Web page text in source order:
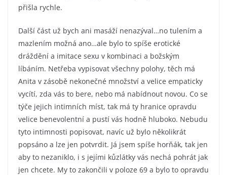
přišla rychle.
Další část už bych ani masáží nenazýval…no tulením a
mazlením možná ano…ale bylo to spíše erotické
dráždění a imitace sexu v kombinaci a božským
líbáním. Netřeba vypisovat všechny polohy, těch má
Anita v zásobě nekonečné množství a velice empaticky
vycítí, zda vás to bere, nebo má nabídnout novou. Co se
týče jejich intimních míst, tak má ty hranice opravdu
velice benevolentní a pustí vás hodně hluboko. Nebudu
tyto intimnosti popisovat, navíc už bylo několikrát
popsáno a lze jen potvrdit. Já jsem spíše horňák, tak jen
aby to nezaniklo, i s jejími kůzlátky vás nechá pohrát jak
jen chcete. My to zakončili v poloze 69 a bylo to opravdu